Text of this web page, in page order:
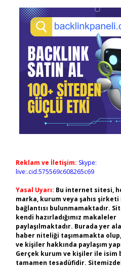
Reklam ve İletişim: Skype:
live:.cid.575569c608265c69
Yasal Uyarı: Bu internet sitesi,
marka, kurum veya şahıs
bağlantısı bulunmamaktadır.
kendi hazırladığımız makaleler
paylaşılmaktadır. Burada yer
haber niteliği taşımamakta
ve kişiler hakkında paylaşım
Gerçek kurum ve kişiler ile isim
tamamen tesadüfidir.